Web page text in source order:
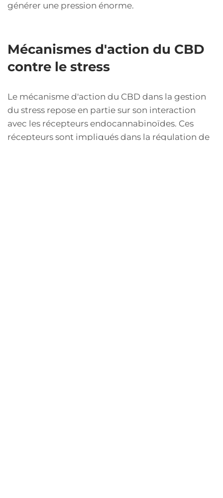
générer une pression énorme.
Mécanismes d'action du CBD
contre le stress
Le mécanisme d'action du CBD dans la gestion
du stress repose en partie sur son interaction
avec les récepteurs endocannabinoïdes. Ces
récepteurs sont impliqués dans la régulation de